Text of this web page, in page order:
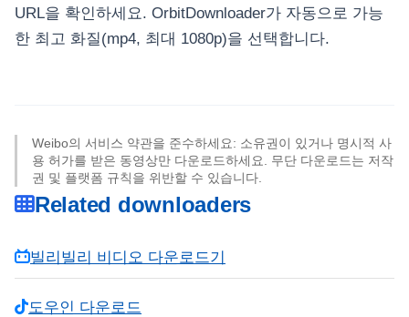
URL을 확인하세요. OrbitDownloader가 자동으로 가능
한 최고 화질(mp4, 최대 1080p)을 선택합니다.
Weibo의 서비스 약관을 준수하세요: 소유권이 있거나 명시적 사
용 허가를 받은 동영상만 다운로드하세요. 무단 다운로드는 저작
권 및 플랫폼 규칙을 위반할 수 있습니다.
Related downloaders
빌리빌리 비디오 다운로드기
도우인 다운로드